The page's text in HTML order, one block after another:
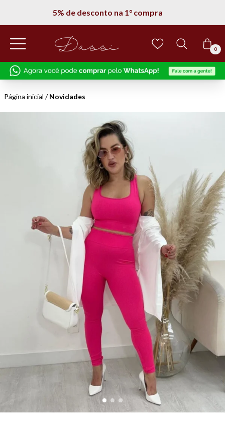
5% de desconto na 1° compra
0
Página inicial /Novidades